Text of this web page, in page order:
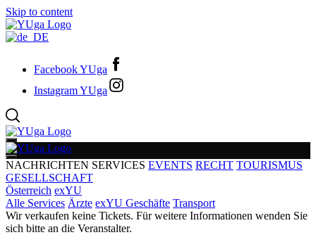
Skip to content
Facebook YUga
Instagram YUga
NACHRICHTEN SERVICES EVENTS RECHT TOURISMUS
GESELLSCHAFT
Österreich exYU
Alle Services Ärzte exYU Geschäfte Transport
Wir verkaufen keine Tickets. Für weitere Informationen wenden Sie
sich bitte an die Veranstalter.